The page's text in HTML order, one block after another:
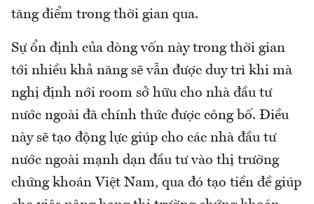
tăng điểm trong thời gian qua.
Sự ổn định của dòng vốn này trong thời gian
tới nhiều khả năng sẽ vẫn được duy trì khi mà
nghị định nới room sở hữu cho nhà đầu tư
nước ngoài đã chính thức được công bố. Điều
này sẽ tạo động lực giúp cho các nhà đầu tư
nước ngoài mạnh dạn đầu tư vào thị trường
chứng khoán Việt Nam, qua đó tạo tiền đề giúp